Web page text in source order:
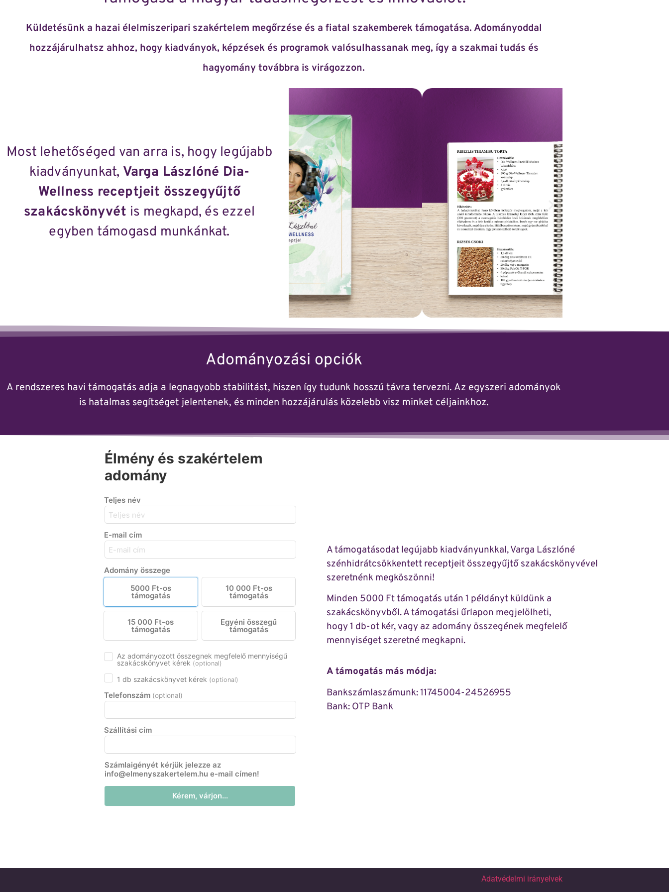
Küldetésünk a hazai élelmiszeripari szakértelem megőrzése és a fiatal szakemberek támogatása. Adományoddal
hozzájárulhatsz ahhoz, hogy kiadványok, képzések és programok valósulhassanak meg, így a szakmai tudás és
hagyomány továbbra is virágozzon.
Most lehetőséged van arra is, hogy legújabb
kiadványunkat, Varga Lászlóné Dia-
Wellness receptjeit összegyűjtő
szakácskönyvét is megkapd, és ezzel
egyben támogasd munkánkat.
Adományozási opciók
A rendszeres havi támogatás adja a legnagyobb stabilitást, hiszen így tudunk hosszú távra tervezni. Az egyszeri adományok
is hatalmas segítséget jelentenek, és minden hozzájárulás közelebb visz minket céljainkhoz.
Élmény és szakértelem
adomány
Teljes név
E-mail cím
Adomány összege
5000 Ft-os
támogatás
10 000 Ft-os
támogatás
15 000 Ft-os
támogatás
Egyéni összegű
támogatás
Az adományozott összegnek megfelelő mennyiségű
szakácskönyvet kérek (optional)
1 db szakácskönyvet kérek (optional)
Telefonszám (optional)
Szállítási cím
Számlaigényét kérjük jelezze az
info@elmenyszakertelem.hu e-mail címen!
Kérem, várjon...
A támogatásodat legújabb kiadványunkkal, Varga Lászlóné
szénhidrátcsökkentett receptjeit összegyűjtő szakácskönyvével
szeretnénk megköszönni!
Minden 5000 Ft támogatás után 1 példányt küldünk a
szakácskönyvből. A támogatási űrlapon megjelölheti,
hogy 1 db-ot kér, vagy az adomány összegének megfelelő
mennyiséget szeretné megkapni.
A támogatás más módja:
Bankszámlaszámunk: 11745004-24526955
Bank: OTP Bank
Adatvédelmi irányelvek